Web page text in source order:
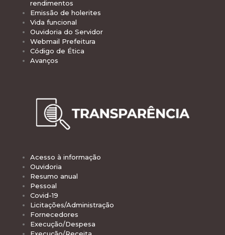
rendimentos
Emissão de holerites
Vida funcional
Ouvidoria do Servidor
Webmail Prefeitura
Código de Ética
Avanços
Acesso à informação
Ouvidoria
Resumo anual
Pessoal
Covid-19
Licitações/Administração
Fornecedores
Execução/Despesa